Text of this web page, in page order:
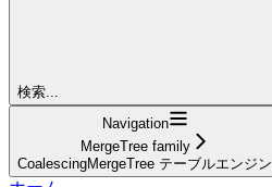
検索...
Navigation
MergeTree family
CoalescingMergeTree テーブルエンジン